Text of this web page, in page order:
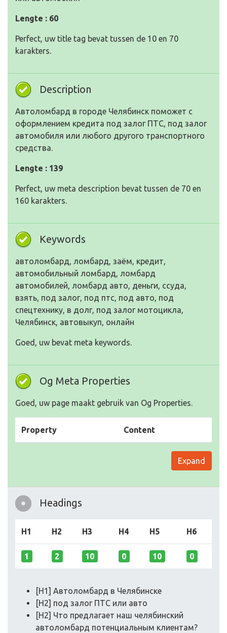
Lengte : 60
Perfect, uw title tag bevat tussen de 10 en 70
karakters.
Description
Автоломбард в городе Челябинск поможет с
оформлением кредита под залог ПТС, под залог
автомобиля или любого другого транспортного
средства.
Lengte : 139
Perfect, uw meta description bevat tussen de 70 en
160 karakters.
Keywords
автоломбард, ломбард, заём, кредит,
автомобильный ломбард, ломбард
автомобилей, ломбард авто, деньги, ссуда,
взять, под залог, под птс, под авто, под
спецтехнику, в долг, под залог мотоцикла,
Челябинск, автовыкуп, онлайн
Goed, uw bevat meta keywords.
Og Meta Properties
Goed, uw page maakt gebruik van Og Properties.
Property Content
Expand
Headings
H1 H2 H3 H4 H5 H6
1 2 10 0 10 0
[H1] Автоломбард в Челябинске
[H2] под залог ПТС или авто
[H2] Что предлагает наш челябинский
автоломбард потенциальным клиентам?